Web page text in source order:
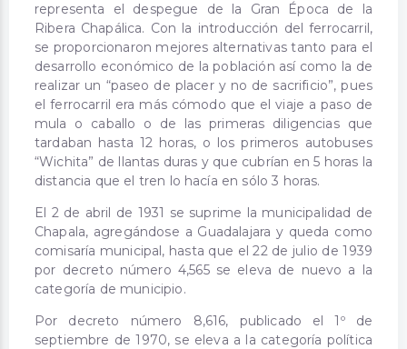
representa el despegue de la Gran Época de la
Ribera Chapálica. Con la introducción del ferrocarril,
se proporcionaron mejores alternativas tanto para el
desarrollo económico de la población así como la de
realizar un “paseo de placer y no de sacrificio”, pues
el ferrocarril era más cómodo que el viaje a paso de
mula o caballo o de las primeras diligencias que
tardaban hasta 12 horas, o los primeros autobuses
“Wichita” de llantas duras y que cubrían en 5 horas la
distancia que el tren lo hacía en sólo 3 horas.
El 2 de abril de 1931 se suprime la municipalidad de
Chapala, agregándose a Guadalajara y queda como
comisaría municipal, hasta que el 22 de julio de 1939
por decreto número 4,565 se eleva de nuevo a la
categoría de municipio.
Por decreto número 8,616, publicado el 1º de
septiembre de 1970, se eleva a la categoría política